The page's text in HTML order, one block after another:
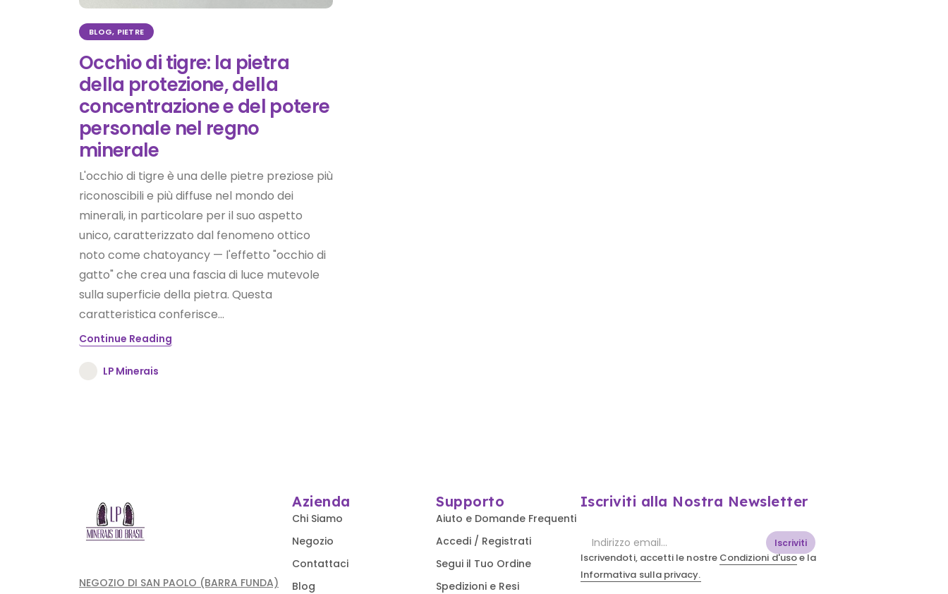
BLOG, PIETRE
Occhio di tigre: la pietra
della protezione, della
concentrazione e del potere
personale nel regno
minerale
L'occhio di tigre è una delle pietre preziose più
riconoscibili e più diffuse nel mondo dei
minerali, in particolare per il suo aspetto
unico, caratterizzato dal fenomeno ottico
noto come chatoyancy — l'effetto "occhio di
gatto" che crea una fascia di luce mutevole
sulla superficie della pietra. Questa
caratteristica conferisce...
Continue Reading
LP Minerais
NEGOZIO DI SAN PAOLO (BARRA FUNDA)
Azienda
Chi Siamo
Negozio
Contattaci
Blog
Supporto
Aiuto e Domande Frequenti
Accedi / Registrati
Segui il Tuo Ordine
Spedizioni e Resi
Iscriviti alla Nostra Newsletter
Iscriviti
Iscrivendoti, accetti le nostre Condizioni d'usoe la
Informativa sulla privacy.